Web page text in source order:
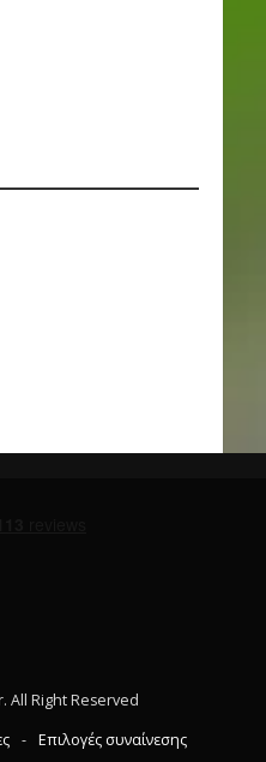
All Right Reserved
- Επιλογές συναίνεσης